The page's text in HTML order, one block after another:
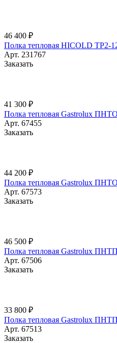
46 400 ₽
Полка тепловая HICOLD TP2-
Арт. 231767
Заказать
41 300 ₽
Полка тепловая Gastrolux
Арт. 67455
Заказать
44 200 ₽
Полка тепловая Gastrolux
Арт. 67573
Заказать
46 500 ₽
Полка тепловая Gastrolux
Арт. 67506
Заказать
33 800 ₽
Полка тепловая Gastrolux
Арт. 67513
Заказать